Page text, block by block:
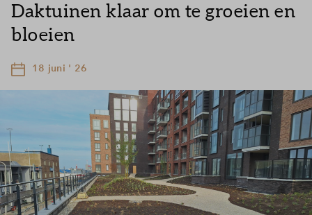
Inloggen
Daktuinen klaar om te groeien en
bloeien
18 juni ' 26